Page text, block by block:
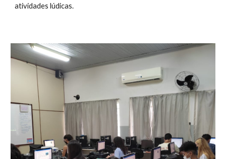
atividades lúdicas.